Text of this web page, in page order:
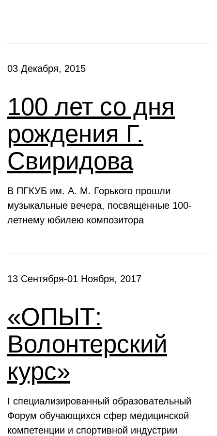
03 Декабря, 2015
100 лет со дня
рождения Г.
Свиридова
В ПГКУБ им. А. М. Горького прошли
музыкальные вечера, посвященные 100-
летнему юбилею композитора
13 Сентября-01 Ноября, 2017
«ОПЫТ:
Волонтерский
курс»
I специализированный образовательный
Форум обучающихся сфер медицинской
компетенции и спортивной индустрии